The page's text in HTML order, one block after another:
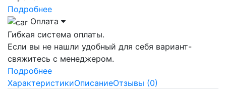
Подробнее
Оплата
Гибкая система оплаты.
Если вы не нашли удобный для себя вариант-
свяжитесь с менеджером.
Подробнее
ХарактеристикиОписаниеОтзывы (0)